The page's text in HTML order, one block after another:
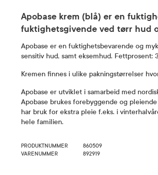
Apobase krem (blå) er en
fuktighetsgivende ved tørr hud
Apobase er en fuktighetsbevarende og
sensitiv hud, samt eksemhud. Fettprosent:
Kremen finnes i ulike pakningstørrelser
Apobase er utviklet i samarbeid med
Apobase brukes forebyggende og
har bruk for ekstra pleie f.eks. i
hele familien.
PRODUKTNUMMER
860509
VARENUMMER
892919